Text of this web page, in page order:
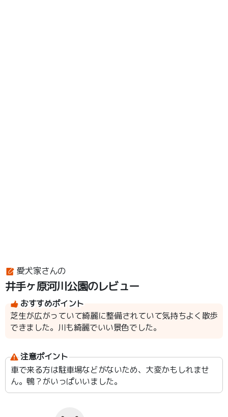
愛犬家さんの
井手ヶ原河川公園のレビュー
おすすめポイント
芝生が広がっていて綺麗に整備されていて気持ちよく散歩
できました。川も綺麗でいい景色でした。
注意ポイント
車で来る方は駐車場などがないため、大変かもしれませ
ん。鴨？がいっぱいいました。